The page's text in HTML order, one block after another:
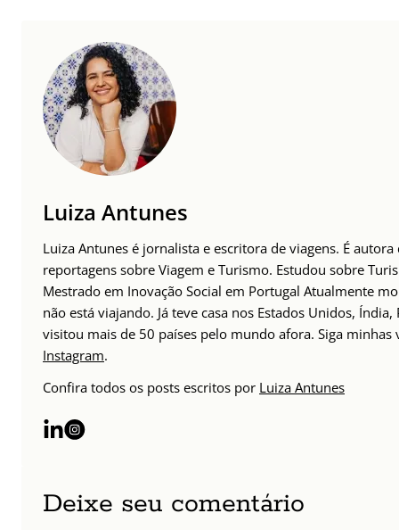
Luiza Antunes
Luiza Antunes é jornalista e escritora de viagens. É
reportagens sobre Viagem e Turismo. Estudou sobre
Mestrado em Inovação Social em Portugal Atualmente
não está viajando. Já teve casa nos Estados Unidos,
visitou mais de 50 países pelo mundo afora. Siga minhas
Instagram.
Confira todos os posts escritos por Luiza Antunes
Deixe seu comentário